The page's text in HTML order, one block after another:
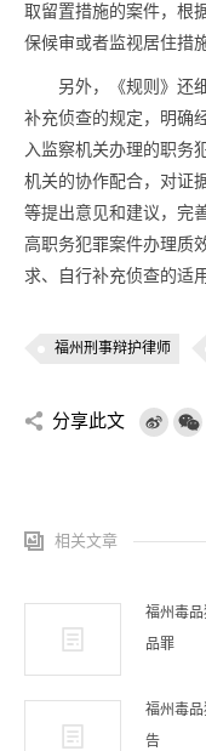
取留置措施的案件，根
保候审或者监视居住措施
另外，《规则》还
补充侦查的规定，明确
入监察机关办理的职务
机关的协作配合，对证
等提出意见和建议，完
高职务犯罪案件办理质
求、自行补充侦查的适
福州刑事辩护律师
分享此文
相关文章
福州毒
品罪
福州毒
告